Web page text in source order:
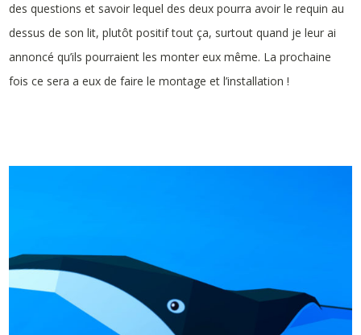
des questions et savoir lequel des deux pourra avoir le requin au
dessus de son lit, plutôt positif tout ça, surtout quand je leur ai
annoncé qu’ils pourraient les monter eux même. La prochaine
fois ce sera a eux de faire le montage et l’installation !